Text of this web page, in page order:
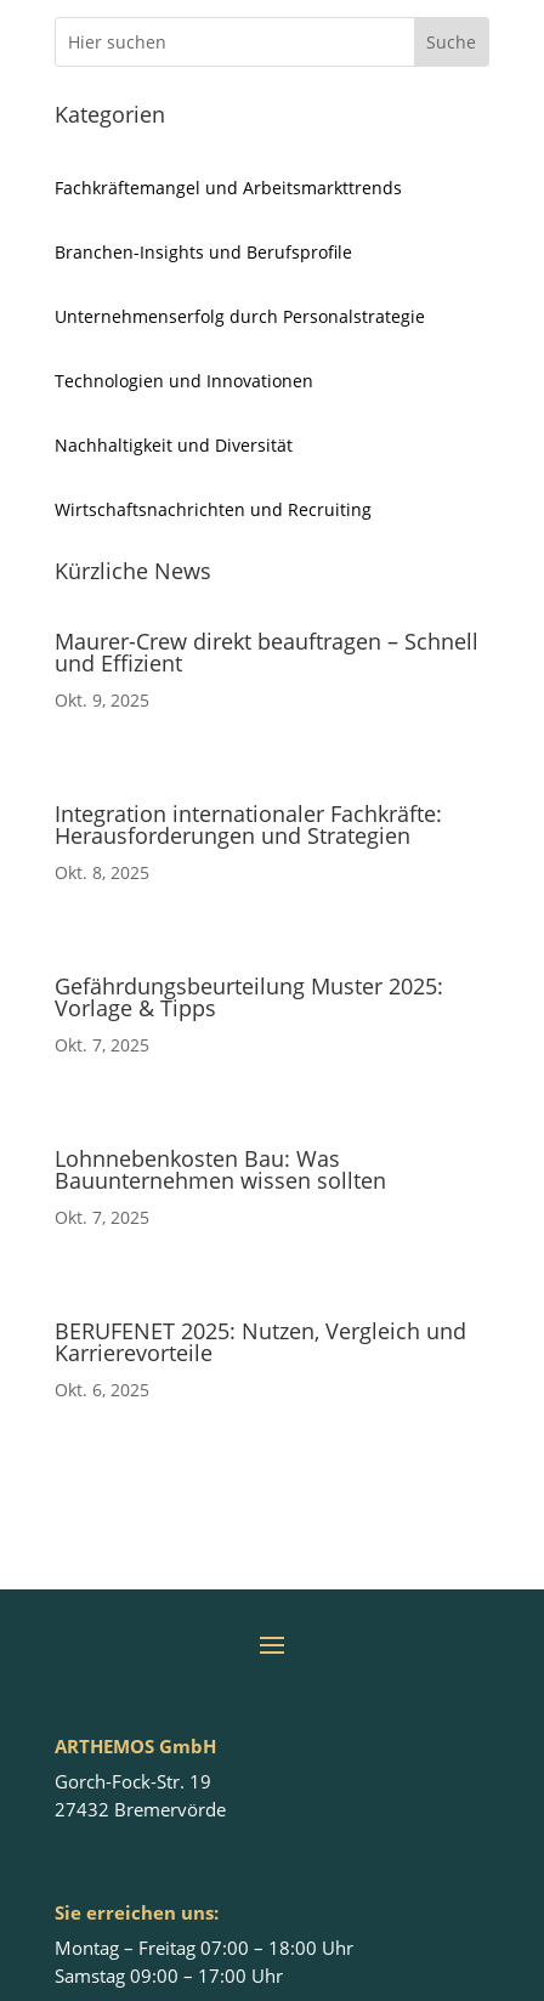
Kategorien
Fachkräftemangel und Arbeitsmarkttrends
Branchen-Insights und Berufsprofile
Unternehmenserfolg durch Personalstrategie
Technologien und Innovationen
Nachhaltigkeit und Diversität
Wirtschaftsnachrichten und Recruiting
Kürzliche News
Maurer-Crew direkt beauftragen – Schnell
und Effizient
Okt. 9, 2025
Integration internationaler Fachkräfte:
Herausforderungen und Strategien
Okt. 8, 2025
Gefährdungsbeurteilung Muster 2025:
Vorlage & Tipps
Okt. 7, 2025
Lohnnebenkosten Bau: Was
Bauunternehmen wissen sollten
Okt. 7, 2025
BERUFENET 2025: Nutzen, Vergleich und
Karrierevorteile
Okt. 6, 2025
ARTHEMOS GmbH
Gorch-Fock-Str. 19
27432 Bremervörde
Sie erreichen uns:
Montag – Freitag 07:00 – 18:00 Uhr
Samstag 09:00 – 17:00 Uhr